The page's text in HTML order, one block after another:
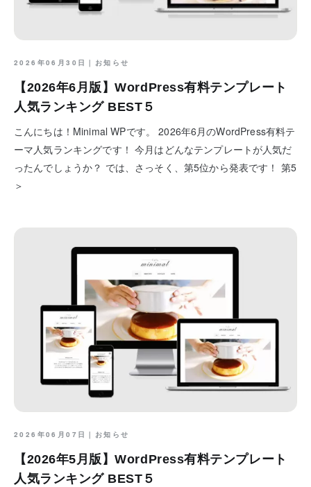
2026年06月30日｜ お知らせ
【2026年6月版】WordPress有料テンプレート
人気ランキング BEST５
こんにちは！Minimal WPです。 2026年6月のWordPress有料テ
ーマ人気ランキングです！ 今月はどんなテンプレートが人気だ
ったんでしょうか？ では、さっそく、第5位から発表です！ 第5
＞
2026年06月07日｜ お知らせ
【2026年5月版】WordPress有料テンプレート
人気ランキング BEST５